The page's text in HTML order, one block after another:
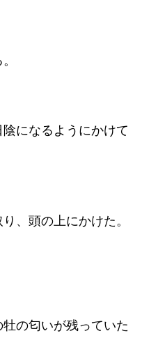
になるようにかけて
、頭の上にかけた。
の匂いが残っていた